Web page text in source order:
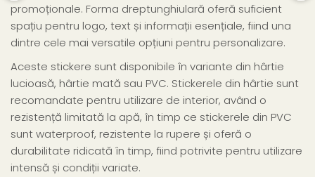
promoționale. Forma dreptunghiulară oferă suficient
spațiu pentru logo, text și informații esențiale, fiind una
dintre cele mai versatile opțiuni pentru personalizare.
Aceste stickere sunt disponibile în variante din hârtie
lucioasă, hârtie mată sau PVC. Stickerele din hârtie sunt
recomandate pentru utilizare de interior, având o
rezistență limitată la apă, în timp ce stickerele din PVC
sunt waterproof, rezistente la rupere și oferă o
durabilitate ridicată în timp, fiind potrivite pentru utilizare
intensă și condiții variate.